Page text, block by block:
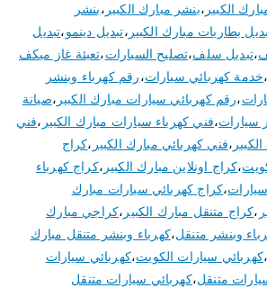
الكبير ،بنشر مبارك الكبير ،بنشر
بطاريات مبارك الكبير ،تبديل دينمو،تبديل
،تبديل سلف،تصليح السيارات،تعبئة غاز ميكف
،خدمة كهربائي سيارات،رقم كهرباء وبنشر
،رقم كهربائي سيارات مبارك الكبير ،صيانة
سيارات،فني كهرباء سيارات مبارك الكبير ،فني
،فني كهربائي مبارك الكبير ،كراج
،كراج اونلاين مبارك الكبير ،كراج كهرباء
،كراج كهربائي سيارات مبارك
،كراج متنقل مبارك الكبير ،كراجي مبارك
وبنشر متنقل،كهرباء وبنشر متنقل مبارك
،كهربائي سيارات الكويت،كهربائي سيارات
متنقل،كهربائي سيارات متنقل